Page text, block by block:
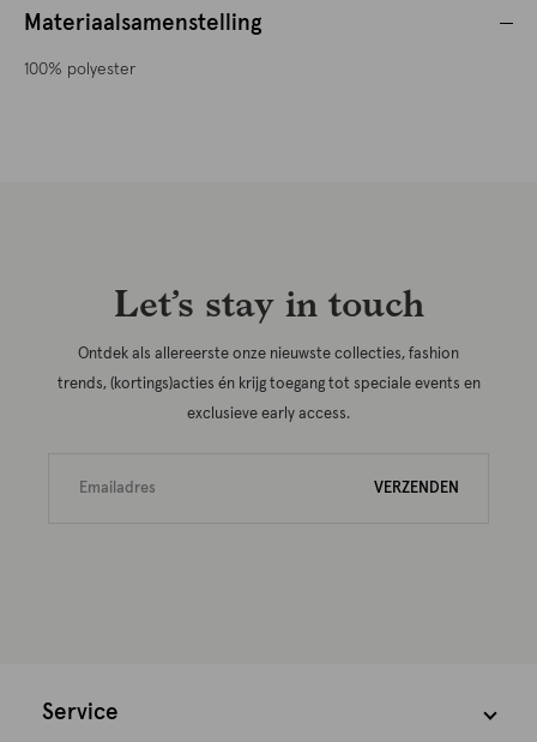
Materiaalsamenstelling
100% polyester
Let’s stay in touch
Ontdek als allereerste onze nieuwste collecties, fashion
trends, (kortings)acties én krijg toegang tot speciale events en
exclusieve early access.
VERZENDEN
Service